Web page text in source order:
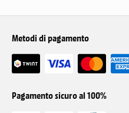
Metodi di pagamento
Pagamento sicuro al 100%